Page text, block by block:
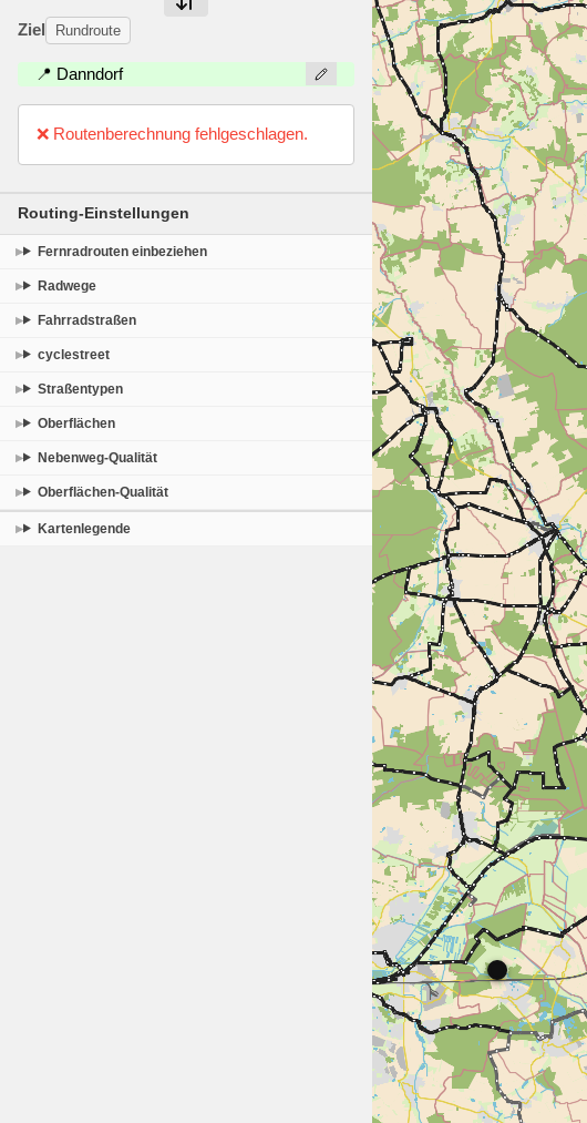
Ziel Rundroute
📍 Danndorf
❌ Routenberechnung fehlgeschlagen.
Routing-Einstellungen
Fernradrouten einbeziehen
Radwege
Fahrradstraßen
cyclestreet
Straßentypen
Oberflächen
Nebenweg-Qualität
Oberflächen-Qualität
Kartenlegende